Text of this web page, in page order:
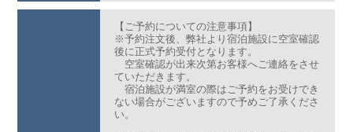
【ご予約についての注意事項】
※予約注文後、弊社より宿泊施設に空室確認
後に正式予約受付となります。
空室確認が出来次第お客様へご連絡をさせ
ていただきます。
宿泊施設が満室の際はご予約をお受けでき
ない場合がございますので予めご了承くださ
い。